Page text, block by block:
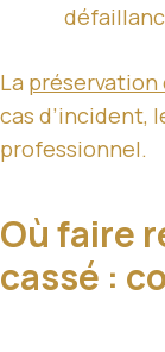
La préservation
cas d’incident,
professionnel.
Où faire
cassé :